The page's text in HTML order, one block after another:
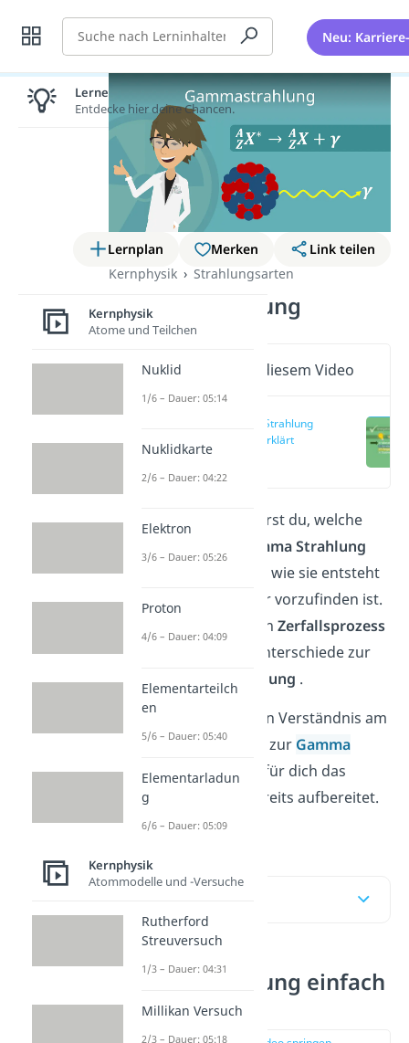
Suche Neu:
Lernplan Merken
Link teilen
Kernphysik
Strahlungsarten
Gamma Strahlung
Wichtige Inhalte in diesem Video
Gamma Strahlung
einfach erklärt
In diesem Artikel erfährst du, welche
Gamma Strahlung
auf den Menschen hat, wie sie entsteht
und wo sie in der Natur vorzufinden ist.
Wir gehen auch auf denZerfallsprozess
ein und erklären die Unterschiede zur
Beta-
und Alpha Strahlung .
Schau dir zum besseren Verständnis am
besten noch das Video zur Gamma
Strahlungan. Hier ist für dich das
Thema audiovisuell bereits aufbereitet.
Viel Spaß!
Gamma Strahlung einfach
erklärt
Lernen lohnt sich!
Entdecke hier deine Chancen.
Kernphysik
Atome und Teilchen
Nuklid
1/6 – Dauer: 05:14
Nuklidkarte
2/6 – Dauer: 04:22
Elektron
3/6 – Dauer: 05:26
Proton
4/6 – Dauer: 04:09
Elementarteilch
en
5/6 – Dauer: 05:40
Elementarladun
g
6/6 – Dauer: 05:09
Kernphysik
Atommodelle und -Versuche
Rutherford
Streuversuch
1/3 – Dauer: 04:31
Millikan Versuch
2/3 – Dauer: 05:18